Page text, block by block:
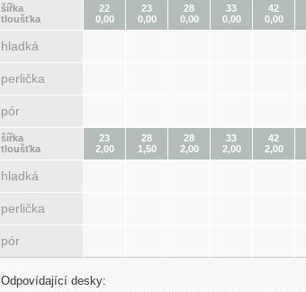
šířka
tloušťka
22
0,00
23
0,00
28
0,00
33
0,00
42
0,00
hladká
perlička
pór
šířka
tloušťka
23
2,00
28
1,50
28
2,00
33
2,00
42
2,00
hladká
perlička
pór
Odpovídající desky: